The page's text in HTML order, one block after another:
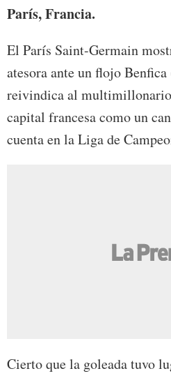
París, Francia.
El París Saint-Germain
atesora ante un flojo
reivindica al
capital francesa como un
cuenta en la Liga de
Cierto que la goleada tuvo